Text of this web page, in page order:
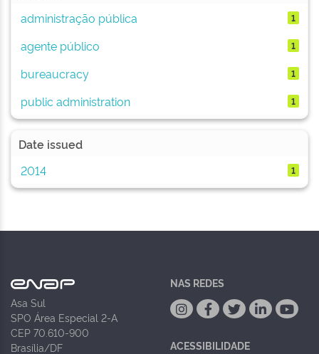
administração pública
1
agente público 1
bureaucracy 1
public administration 1
Date issued
2014
1
Asa Sul
SPO Área Especial 2-A
CEP 70.610-900
Brasília/DF
NAS REDES
ACESSIBILIDADE